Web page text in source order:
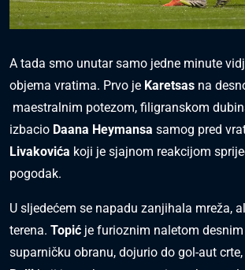
A tada smo unutar samo jedne minute
objema vratima. Prvo je Karetsas na
maestralnim potezom, filigranskom
izbacio Daana Heymansa samog pred
Livakovića koji je sjajnom reakcijom
pogodak.
U sljedećem se napadu zanjihala mreža,
terena. Topić je furioznim naletom
suparničku obranu, dojurio do gol-aut